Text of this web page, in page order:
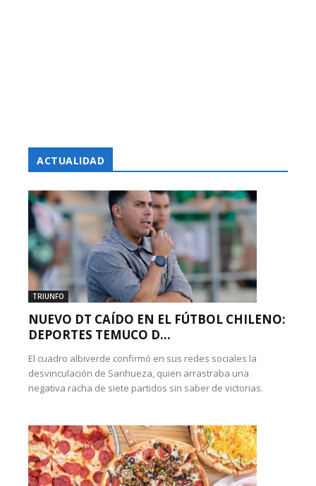
ACTUALIDAD
TRIUNFO
NUEVO DT CAÍDO EN EL FÚTBOL CHILENO:
DEPORTES TEMUCO D...
El cuadro albiverde confirmó en sus redes sociales la
desvinculación de Sanhueza, quien arrastraba una
negativa racha de siete partidos sin saber de victorias.